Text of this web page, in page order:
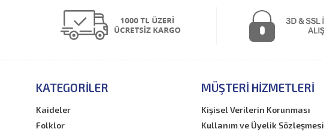
KATEGORILER
Kaideler
Folklor
MÜŞTERI HIZMETLERI
Kişisel Verilerin Korunması
Kullanım ve Üyelik Sözleşmesi